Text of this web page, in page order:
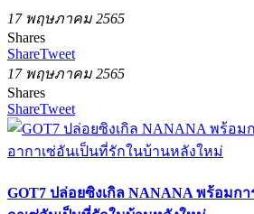
17 พฤษภาคม 2565
Shares
ShareTweet
17 พฤษภาคม 2565
Shares
ShareTweet
GOT7 ปล่อยซิงเกิล NANANA พร้อมก